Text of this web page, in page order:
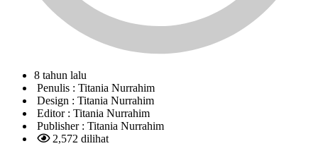
8 tahun lalu
Penulis : Titania Nurrahim
Design : Titania Nurrahim
Editor : Titania Nurrahim
Publisher : Titania Nurrahim
2,572 dilihat